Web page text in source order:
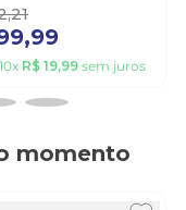
,21
,99
10x R$ 19,99 sem juros
momento